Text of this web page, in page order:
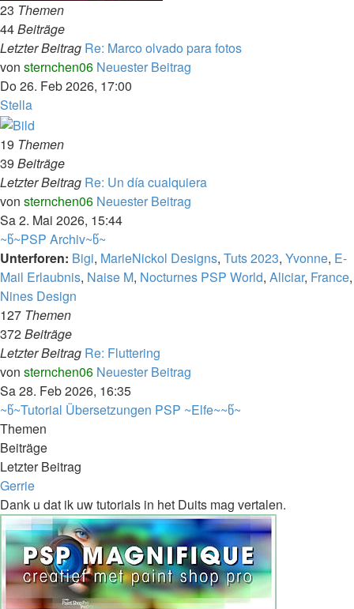
23 Themen
44Beiträge
Letzter Beitrag Re: Marco olvado para fotos
von sternchen06 Neuester Beitrag
Do 26. Feb 2026, 17:00
Stella
19 Themen
39 Beiträge
Letzter Beitrag Re: Un día cualquiera
von sternchen06 Neuester Beitrag
Sa 2. Mai 2026, 15:44
~წ~PSP Archiv~წ~
Unterforen: Bigi, MarieNickol Designs, Tuts 2023, Yvonne, E-
Mail Erlaubnis, Naise M, Nocturnes PSP World, Aliciar, France,
Nines Design
127 Themen
372Beiträge
Letzter Beitrag Re: Fluttering
von sternchen06 Neuester Beitrag
Sa 28. Feb 2026, 16:35
~წ~Tutorial Übersetzungen PSP ~Elfe~~წ~
Themen
Beiträge
Letzter Beitrag
Gerrie
Dank u dat ik uw tutorials in het Duits mag vertalen.